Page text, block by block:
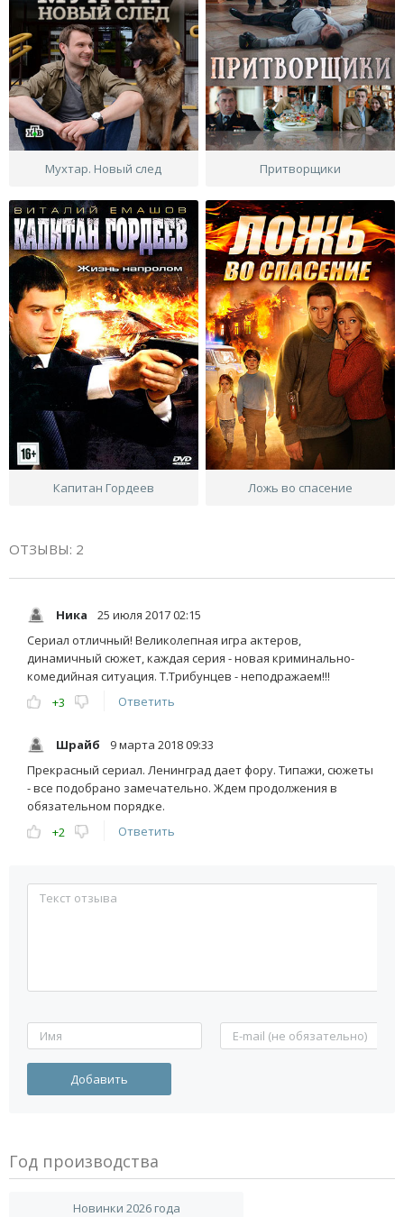
Мухтар. Новый след Притворщики
Капитан Гордеев Ложь во спасение
ОТЗЫВЫ: 2
Ника
25 июля 2017 02:15
Сериал отличный! Великолепная игра актеров,
динамичный сюжет, каждая серия - новая криминально-
комедийная ситуация. Т.Трибунцев - неподражаем!!!
+3
Ответить
Шрайб
9 марта 2018 09:33
Прекрасный сериал. Ленинград дает фору. Типажи, сюжеты
- все подобрано замечательно. Ждем продолжения в
обязательном порядке.
+2
Ответить
Год производства
Новинки 2026 года